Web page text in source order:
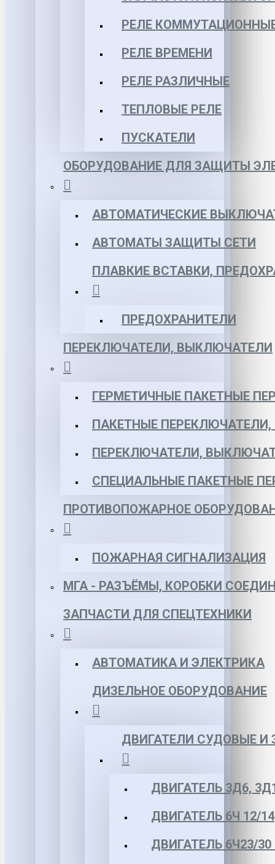
РЕЛЕ
РЕЛЕ ВРЕМЕНИ
РЕЛЕ РАЗЛИЧНЫЕ
ТЕПЛОВЫЕ РЕЛЕ
ПУСКАТЕЛИ
ОБОРУДОВАНИЕ ДЛЯ ЗАЩИТЫ
АВТОМАТИЧЕСКИЕ
АВТОМАТЫ ЗАЩИТЫ СЕТИ
ПЛАВКИЕ ВСТАВКИ,
ПРЕДОХРАНИТЕЛИ
ПЕРЕКЛЮЧАТЕЛИ, ВЫКЛЮЧАТЕЛИ
ГЕРМЕТИЧНЫЕ ПАКЕТНЫЕ
ПАКЕТНЫЕ
ПЕРЕКЛЮЧАТЕЛИ,
СПЕЦИАЛЬНЫЕ ПАКЕТНЫЕ
ПРОТИВОПОЖАРНОЕ
ПОЖАРНАЯ СИГНАЛИЗАЦИЯ
МГА - РАЗЪЁМЫ, КОРОБКИ
ЗАПЧАСТИ ДЛЯ СПЕЦТЕХНИКИ
АВТОМАТИКА И ЭЛЕКТРИКА
ДИЗЕЛЬНОЕ ОБОРУДОВАНИЕ
ДВИГАТЕЛИ СУДОВЫЕ И
ДВИГАТЕЛЬ 3Д6,
ДВИГАТЕЛЬ 6Ч 12/14
ДВИГАТЕЛЬ 6Ч23/30